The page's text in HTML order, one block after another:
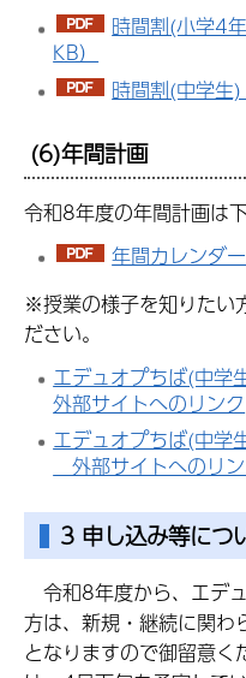
時間割(小学4
KB）
時間割(中学生
(6)年間計画
令和8年度の年間計画は
年間カレンダ
※授業の様子を知りたい
ださい。
エデュオプちば(中学
外部サイトへのリンク
エデュオプちば(中学
外部サイトへのリ
3 申し込み等につ
令和8年度から、エデ
方は、新規・継続に関わ
となりますので御留意